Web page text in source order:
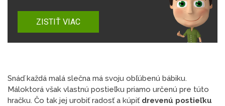
ZISTIŤ VIAC
Snáď každá malá slečna má svoju obľúbenú bábiku.
Máloktorá však vlastnú postieľku priamo určenú pre túto
hračku. Čo tak jej urobiť radosť a kúpiť drevenú postieľku